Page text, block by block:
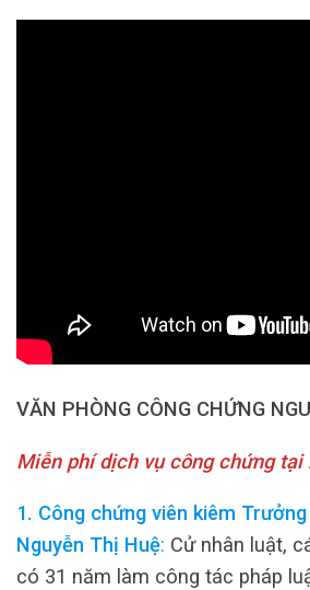
VĂN PHÒNG CÔNG CHỨNG
Miễn phí dịch vụ công chứng tại
1. Công chứng viên kiêm
Nguyễn Thị Huệ: Cử nhân luật,
có 31 năm làm công tác pháp